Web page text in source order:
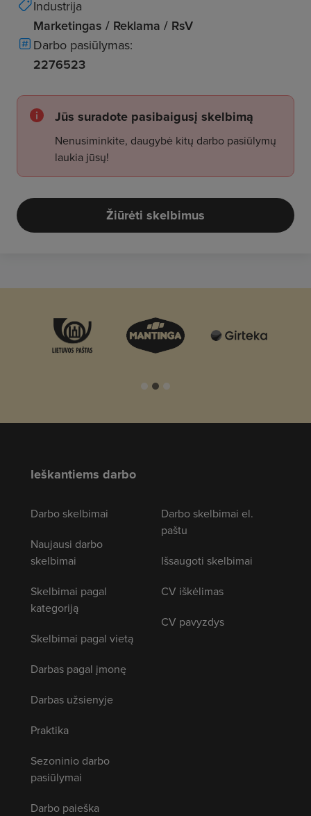
Industrija
Marketingas / Reklama / RsV
Darbo pasiūlymas:
2276523
Jūs suradote pasibaigusį skelbimą
Nenusiminkite, daugybė kitų darbo pasiūlymų
laukia jūsų!
Žiūrėti skelbimus
Ieškantiems darbo
Darbo skelbimai
Naujausi darbo
skelbimai
Skelbimai pagal
kategoriją
Skelbimai pagal vietą
Darbas pagal įmonę
Darbas užsienyje
Praktika
Sezoninio darbo
pasiūlymai
Darbo paieška
Darbo skelbimai el.
paštu
Išsaugoti skelbimai
CV iškėlimas
CV pavyzdys